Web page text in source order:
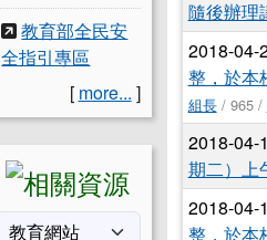
教育部全民安
全指引專區
[ more... ]
隨後辦理
2018-04-
整，於本
組長/ 965 /
2018-04-
期二）上
2018-04-
整，於本